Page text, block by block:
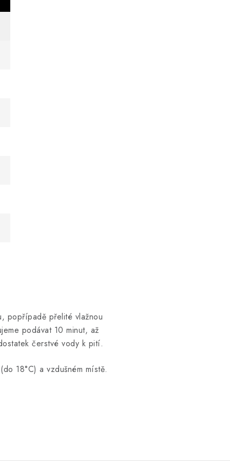
popřípadě přelité vlažnou
podávat 10 minut, až
čerstvé vody k pití.
18°C) a vzdušném místě.